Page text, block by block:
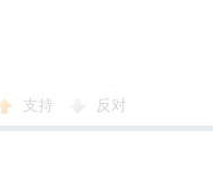
支持 反对